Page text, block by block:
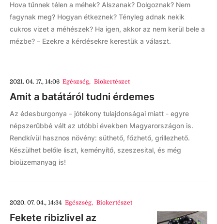
Hova tűnnek télen a méhek? Alszanak? Dolgoznak? Nem
fagynak meg? Hogyan étkeznek? Tényleg adnak nekik
cukros vizet a méhészek? Ha igen, akkor az nem kerül bele a
mézbe? – Ezekre a kérdésekre kerestük a választ.
2021. 04. 17., 14:06 Egészség, Biokertészet
Amit a batátáról tudni érdemes
Az édesburgonya – jótékony tulajdonságai miatt - egyre
népszerűbbé vált az utóbbi években Magyarországon is.
Rendkívül hasznos növény: süthető, főzhető, grillezhető.
Készülhet belőle liszt, keményítő, szeszesital, és még
bioüzemanyag is!
2020. 07. 04., 14:34 Egészség, Biokertészet
Fekete ribizlivel az